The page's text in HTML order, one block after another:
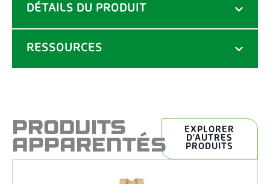
DÉTAILS DU PRODUIT
RESSOURCES
PRODUITS
APPARENTÉS
EXPLORER
D'AUTRES
PRODUITS